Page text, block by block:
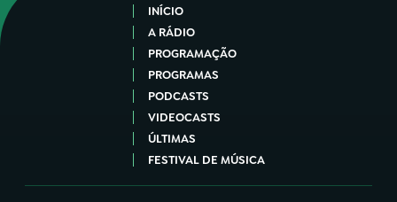
INÍCIO
A RÁDIO
PROGRAMAÇÃO
PROGRAMAS
PODCASTS
VIDEOCASTS
ÚLTIMAS
FESTIVAL DE MÚSICA